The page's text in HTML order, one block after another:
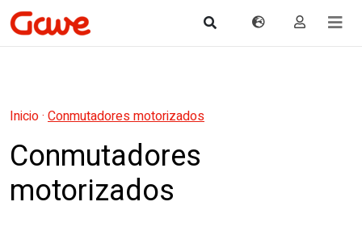
Inicio· Conmutadores motorizados
Conmutadores
motorizados